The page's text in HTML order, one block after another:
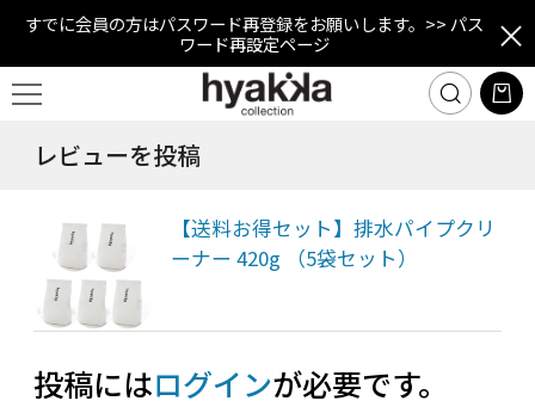
すでに会員の方はパスワード再登録をお願いします。 >> パス
ワード再設定ページ
レビューを投稿
【送料お得セット】排水パイプクリ
ーナー 420g （5袋セット）
投稿にはログインが必要です。